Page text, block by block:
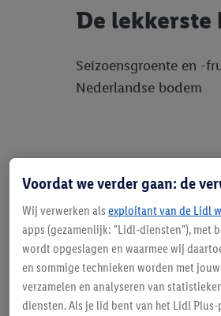
De lekkerste
Seizoensgroente en -
Nederlandse bodem
Met dank
Voordat we verder gaan: de
Wij verwerken als exploitant van de Lidl
apps (gezamenlijk: "Lidl-diensten"), met
wordt opgeslagen en waarmee wij
en sommige technieken worden met
verzamelen en analyseren van
diensten. Als je lid bent van het Lidl